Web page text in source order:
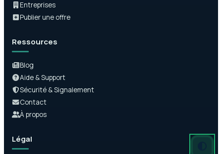
Entreprises
Publier une offre
Ressources
Blog
Aide & Support
Sécurité & Signalement
Contact
À propos
Légal Mode
Mode
Mode clair